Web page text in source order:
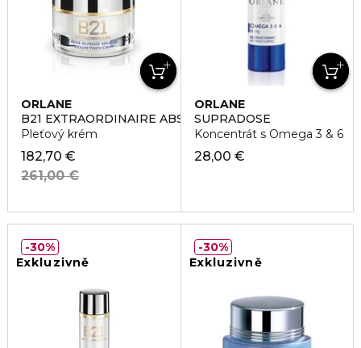
ORLANE
B21 EXTRAORDINAIRE ABSOLUTE YOUTH CREAM
Pleťový krém
182,70 €
261,00 €
ORLANE
SUPRADOSE
Koncentrát s Omega 3 & 6
28,00 €
Exkluzivně
30%
Exkluzivně
30%